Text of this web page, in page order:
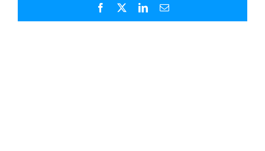
Facebook LinkedInEmail